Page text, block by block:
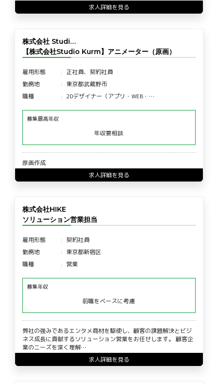
求人詳細を見る
株式会社 Studi…
【株式会社Studio Kurm】アニメーター（原画）
雇用形態
正社員、契約社員
勤務地
東京都武蔵野市
職種
2Dデザイナー（アプリ・WEB・…
募集最高年収
年収要相談
原画作成
求人詳細を見る
株式会社HIKE
ソリューション営業担当
雇用形態
契約社員
勤務地
東京都新宿区
職種
営業
募集年収
前職をベースに考慮
弊社の強みであるエンタメ商材を駆使し、顧客の課題解決とビジ
ネス成長に貢献するソリューション営業をお任せします。 顧客企
業のニーズを深く理解…
求人詳細を見る